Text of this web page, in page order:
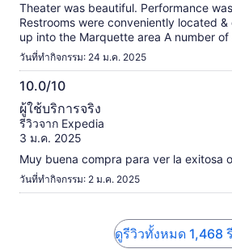
Theater was beautiful. Performance
Restrooms were conveniently located
up into the Marquette area A number
วันที่ทำกิจกรรม: 24 ม.ค. 2025
10.0/10
10.0
จาก
10
ผู้ใช้บริการจริง
รีวิวจาก Expedia
3 ม.ค. 2025
Muy buena compra para ver la exitosa
วันที่ทำกิจกรรม: 2 ม.ค. 2025
ดูรีวิวทั้งหมด 1,468